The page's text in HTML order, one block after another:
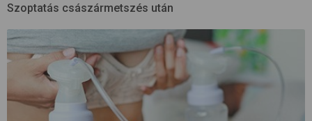
Szoptatás császármetszés után